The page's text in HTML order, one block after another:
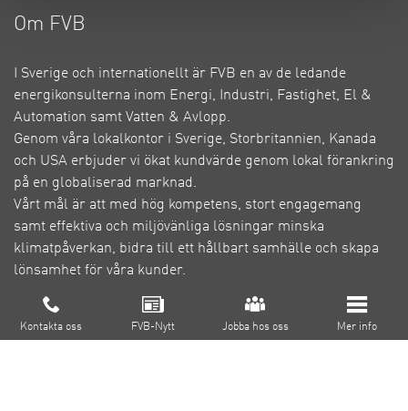
Om FVB
Kontakta oss FVB-Nytt Jobba hos oss Mer info
Om FVB
I Sverige och internationellt är FVB en av de ledande
energikonsulterna inom Energi, Industri, Fastighet, El &
Automation samt Vatten & Avlopp.
Genom våra lokalkontor i Sverige, Storbritannien, Kanada
och USA erbjuder vi ökat kundvärde genom lokal förankring
på en globaliserad marknad.
Vårt mål är att med hög kompetens, stort engagemang
samt effektiva och miljövänliga lösningar minska
klimatpåverkan, bidra till ett hållbart samhälle och skapa
lönsamhet för våra kunder.
Cookie inställningar